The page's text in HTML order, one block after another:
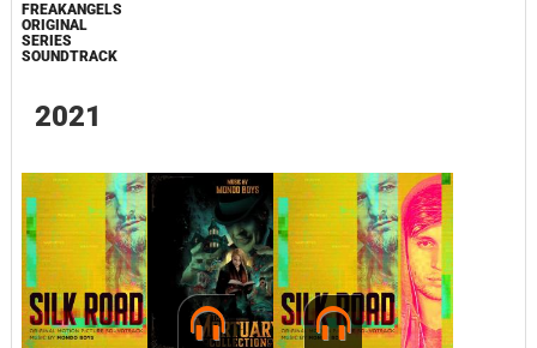
FREAKANGELS
ORIGINAL
SERIES
SOUNDTRACK
2021